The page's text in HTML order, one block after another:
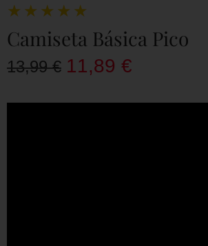
★ ★ ★ ★ ★
Camiseta Básica Pico
13,99€ 11,89 €